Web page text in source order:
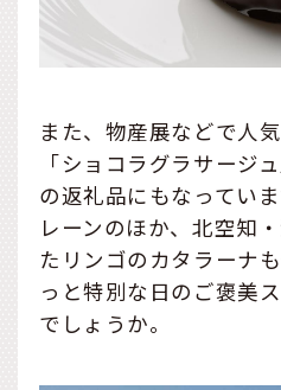
また、物産展などで人
「ショコラグラサージ
の返礼品にもなってい
レーンのほか、北空知
たリンゴのカタラーナ
っと特別な日のご褒美
でしょうか。